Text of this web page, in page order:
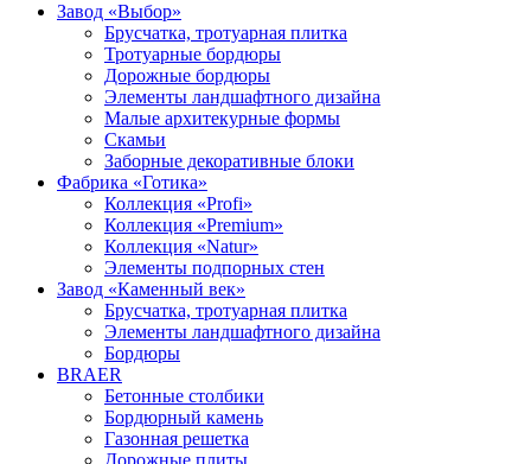
Завод «Выбор»
Брусчатка, тротуарная плитка
Тротуарные бордюры
Дорожные бордюры
Элементы ландшафтного дизайна
Малые архитекурные формы
Скамьи
Заборные декоративные блоки
Фабрика «Готика»
Коллекция «Profi»
Коллекция «Premium»
Коллекция «Natur»
Элементы подпорных стен
Завод «Каменный век»
Брусчатка, тротуарная плитка
Элементы ландшафтного дизайна
Бордюры
BRAER
Бетонные столбики
Бордюрный камень
Газонная решетка
Дорожные плиты